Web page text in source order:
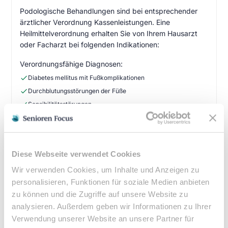
Diese Webseite verwendet Cookies
Wir verwenden Cookies, um Inhalte und Anzeigen zu
personalisieren, Funktionen für soziale Medien anbieten
zu können und die Zugriffe auf unsere Website zu
analysieren. Außerdem geben wir Informationen zu Ihrer
Verwendung unserer Website an unsere Partner für
Podologische Behandlungen sind bei entsprechender
ärztlicher Verordnung Kassenleistungen. Eine
Heilmittelverordnung erhalten Sie von Ihrem Hausarzt
oder Facharzt bei folgenden Indikationen:
Verordnungsfähige Diagnosen:
Diabetes mellitus mit Fußkomplikationen
Durchblutungsstörungen der Füße
Sensibilitätsstörungen
Querschnittslähmung
•10% Zuzahlung pro Behandlung (mind. 5€, max. 10€)
• Befreiung bei chronischen Erkrankungen möglich
•Privatleistungen nach individueller Vereinbarung
•Hausbesuche bei medizinischer Notwendigkeit